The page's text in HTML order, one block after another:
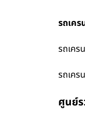
รถเคร
รถเคร
รถเคร
ศูนย์ร